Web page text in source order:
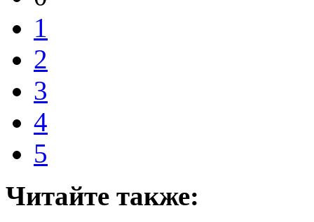
1
2
3
4
5
Читайте также: